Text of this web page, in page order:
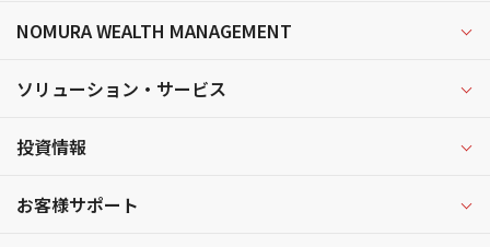
NOMURA WEALTH MANAGEMENT
ソリューション・サービス
投資情報
お客様サポート